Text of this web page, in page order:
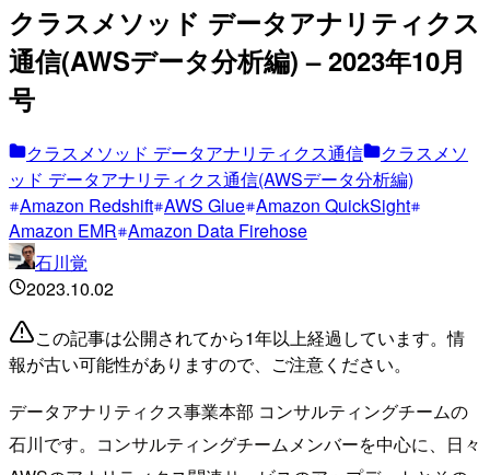
クラスメソッド データアナリティクス
通信(AWSデータ分析編) – 2023年10月
号
クラスメソッド データアナリティクス通信
クラスメソ
ッド データアナリティクス通信(AWSデータ分析編)
Amazon Redshift AWS Glue Amazon QuickSight
Amazon EMR Amazon Data Firehose
石川覚
2023.10.02
この記事は公開されてから1年以上経過しています。情
報が古い可能性がありますので、ご注意ください。
データアナリティクス事業本部 コンサルティングチームの
石川です。コンサルティングチームメンバーを中心に、日々